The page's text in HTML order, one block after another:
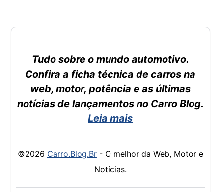
Tudo sobre o mundo automotivo.
Confira a ficha técnica de carros na
web, motor, potência e as últimas
notícias de lançamentos no Carro Blog.
Leia mais
©2026 Carro.Blog.Br- O melhor da Web, Motor e
Notícias.